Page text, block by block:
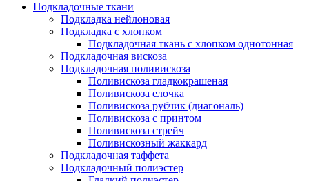
Подкладочные ткани
Подкладка нейлоновая
Подкладка с хлопком
Подкладочная ткань с хлопком однотонная
Подкладочная вискоза
Подкладочная поливискоза
Поливискоза гладкокрашеная
Поливискоза елочка
Поливискоза рубчик (диагональ)
Поливискоза с принтом
Поливискоза стрейч
Поливискозный жаккард
Подкладочная таффета
Подкладочный полиэстер